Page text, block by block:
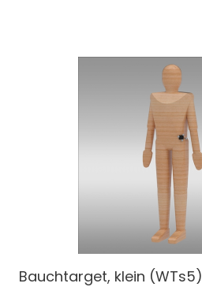
Bauchtarget, klein (WTs5)